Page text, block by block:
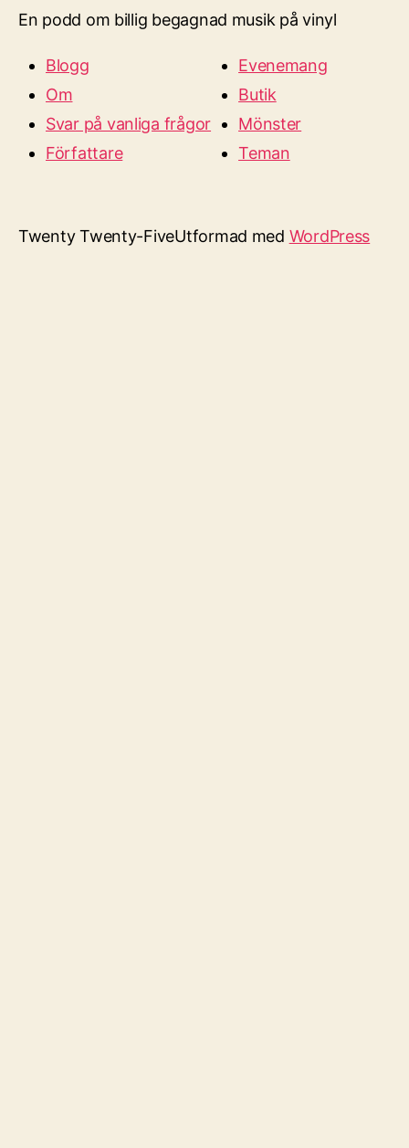
En podd om billig begagnad musik på vinyl
Blogg
Om
Svar på vanliga frågor
Författare
Evenemang
Butik
Mönster
Teman
Twenty Twenty-FiveUtformad med WordPress